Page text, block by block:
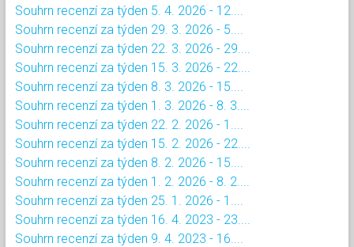
Souhrn recenzí za týden 5. 4. 2026 - 12....
Souhrn recenzí za týden 29. 3. 2026 - 5....
Souhrn recenzí za týden 22. 3. 2026 - 29....
Souhrn recenzí za týden 15. 3. 2026 - 22....
Souhrn recenzí za týden 8. 3. 2026 - 15....
Souhrn recenzí za týden 1. 3. 2026 - 8. 3....
Souhrn recenzí za týden 22. 2. 2026 - 1....
Souhrn recenzí za týden 15. 2. 2026 - 22....
Souhrn recenzí za týden 8. 2. 2026 - 15....
Souhrn recenzí za týden 1. 2. 2026 - 8. 2....
Souhrn recenzí za týden 25. 1. 2026 - 1....
Souhrn recenzí za týden 16. 4. 2023 - 23....
Souhrn recenzí za týden 9. 4. 2023 - 16....